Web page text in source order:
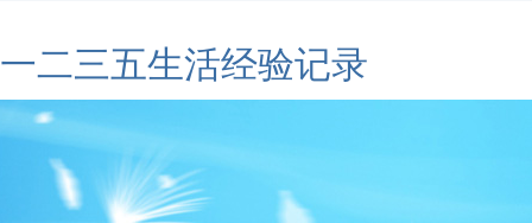
一二三五生活经验记录